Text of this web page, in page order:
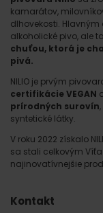
kamarátov,
dlhovekosti.
alkoholické pivo, ale
chuťou, ktorá je
pivá.
NILIO je prvým
certifikácie VEGAN
prírodných surovín
syntetické látky.
V roku 2022 získalo
sa stali celkovým
najinovatívnejšie
Kontakt